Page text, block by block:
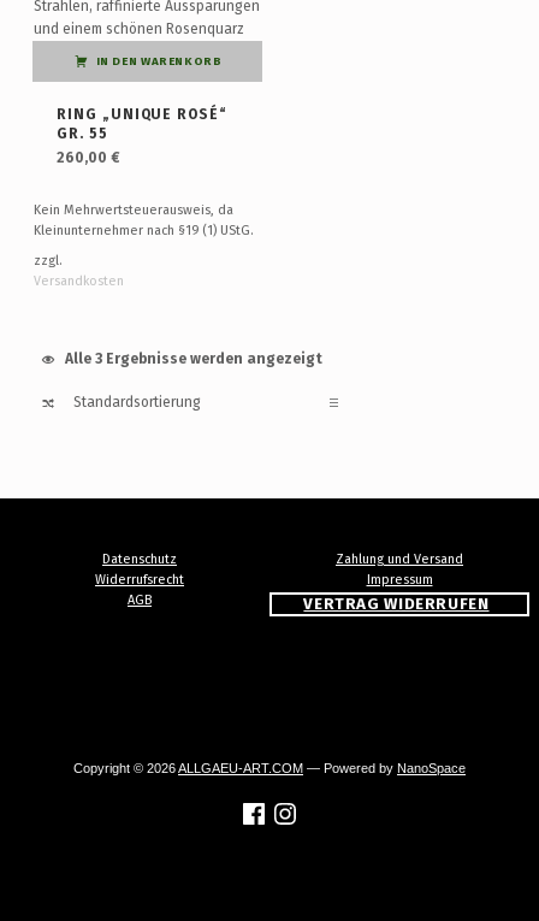
IN DEN WARENKORB
RING „UNIQUE ROSÉ“
GR. 55
260,00€
Kein Mehrwertsteuerausweis, da
Kleinunternehmer nach §19 (1) UStG.
zzgl.
Versandkosten
Alle 3 Ergebnisse werden angezeigt
Datenschutz
Zahlung und Versand
Widerrufsrecht
Impressum
AGB
VERTRAG WIDERRUFEN
Copyright © 2026ALLGAEU-ART.COM — Powered by NanoSpace